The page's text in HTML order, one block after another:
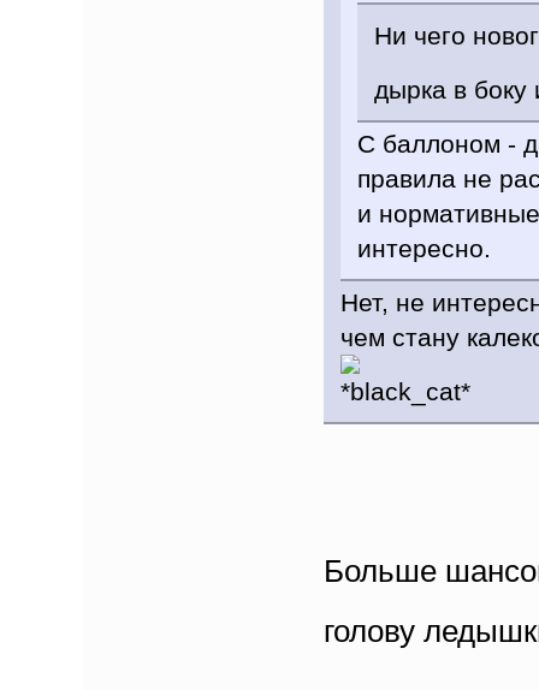
Ни чего
дырка в
С баллоном -
правила не
и
интересно.
Нет, не
чем стану
Больше
голову